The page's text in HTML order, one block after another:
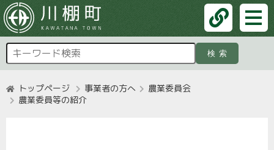
検索
トップページ 事業者の方へ
農業委員会
農業委員等の紹介